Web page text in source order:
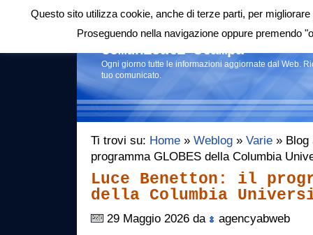
Login|RSS |
Comunicati stampa
Ogni giorno tutte le informazioni aggiornate dal Web.
tuo comunicato.
Ti trovi su: Home » Weblog » Varie » Blog
programma GLOBES della Columbia
Luce Benetton: il
della Columbia
29 Maggio 2026 da agencyabweb
Questo sito utilizza cookie, anche di terze parti, per
Proseguendo nella navigazione oppure premendo